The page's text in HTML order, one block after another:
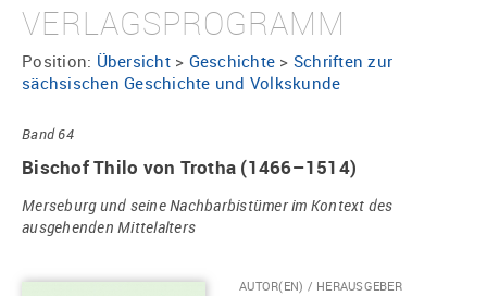
VERLAGSPROGRAMM
Position: Übersicht> Geschichte > Schriften zur
sächsischen Geschichte und Volkskunde
Band 64
Bischof Thilo von Trotha (1466–1514)
Merseburg und seine Nachbarbistümer im Kontext des
ausgehenden Mittelalters
AUTOR(EN) / HERAUSGEBER